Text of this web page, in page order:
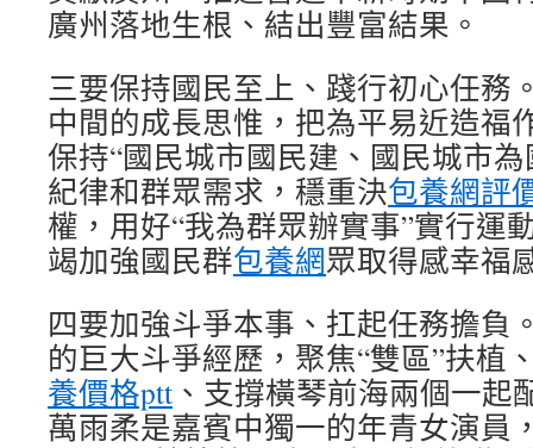
廣州落地生根、結出豐富結果。
三要保持國民至上、踐行初心任務
中間的成長思惟，把為平易近造福
保持“國民城市國民建、國民城市
紀律和群眾需求，穩重決包養網評
權，用好“我為群眾辦實事”實行運
竭加強國民群包養網眾取得感幸福
四要加強斗爭本事、扛起任務擔負
的巨大斗爭經歷，聚焦“雙區”扶植
養價格ptt 、支撐橫琴前海兩個一起
萬雨柔是嘉賓中獨一的年青女演員